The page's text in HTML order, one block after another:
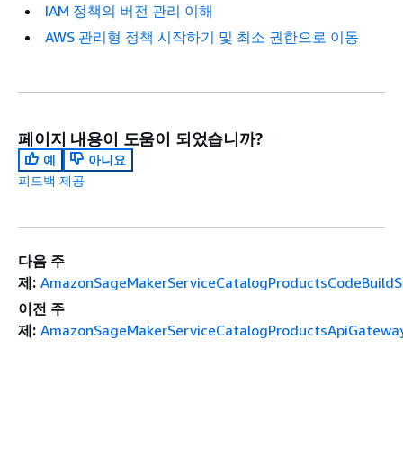
IAM 정책의 버전 관리 이해
AWS 관리형 정책 시작하기 및 최소 권한으로 이동
페이지 내용이 도움이 되었습니까?
예
아니요
피드백 제공
다음 주
제:
이전 주
제: